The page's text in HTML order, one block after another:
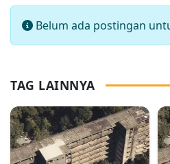
Belum ada postingan
TAG LAINNYA